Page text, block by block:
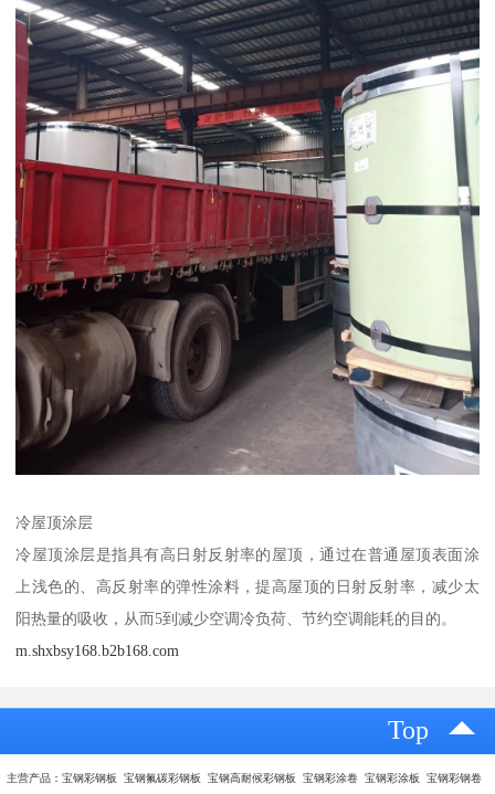
冷屋顶涂层
冷屋顶涂层是指具有高日射反射率的屋顶，通过在普通屋顶表面涂
上浅色的、高反射率的弹性涂料，提高屋顶的日射反射率，减少太
阳热量的吸收，从而5到减少空调冷负荷、节约空调能耗的目的。
m.shxbsy168.b2b168.com
Top
主营产品：宝钢彩钢板 宝钢氟碳彩钢板 宝钢高耐候彩钢板 宝钢彩涂卷 宝钢彩涂板 宝钢彩钢卷